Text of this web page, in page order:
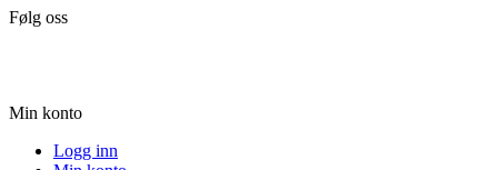
Følg oss
Min konto
Logg inn